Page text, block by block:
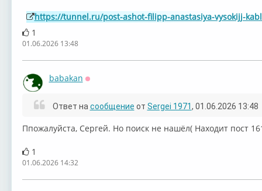
https://tunnel.ru/post-ashot-filipp-anastasiya-vysokijj-
1
01.06.2026 13:48
babakan
Ответ на сообщение от Sergei 1971, 01.06.2026 13:48
Ппожалуйста, Сергей. Но поиск не нашёл( Находит пост
1
01.06.2026 14:32